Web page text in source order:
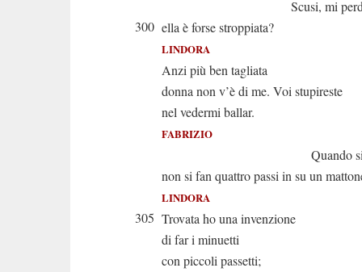
Scusi, mi
300 ella è forse stroppiata?
LINDORA
Anzi più ben tagliata
donna non v’è di me. Voi stupireste
nel vedermi ballar.
FABRIZIO
Quando si
non si fan quattro passi in su un
LINDORA
305 Trovata ho una invenzione
di far i minuetti
con piccoli passetti;